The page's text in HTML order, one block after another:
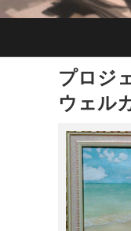
プロジ
ウェル